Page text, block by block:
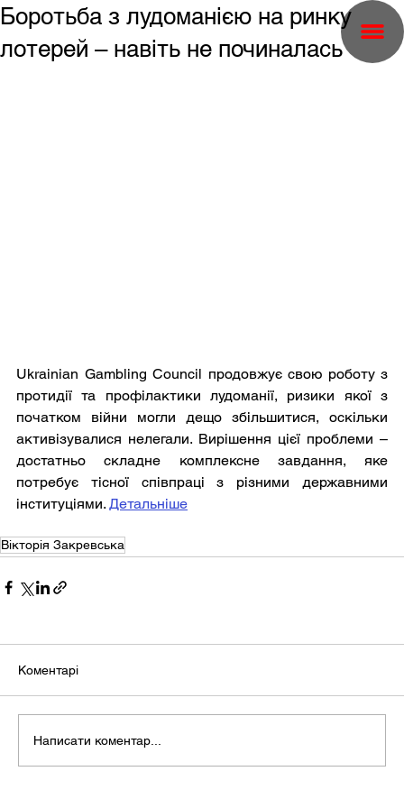
Боротьба з лудоманією на ринку
лотерей – навіть не починалась
Ukrainian Gambling Council продовжує свою роботу з
протидії та профілактики лудоманії, ризики якої з
початком війни могли дещо збільшитися, оскільки
активізувалися нелегали. Вирішення цієї проблеми –
достатньо складне комплексне завдання, яке
потребує тісної співпраці з різними державними
інституціями. Детальніше
Вікторія Закревська
Коментарі
Написати коментар...